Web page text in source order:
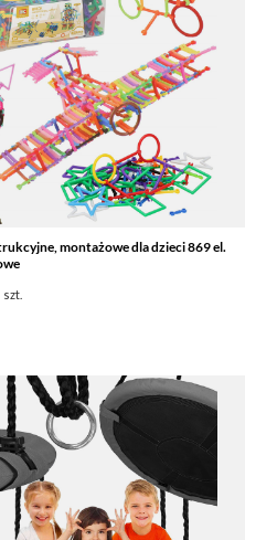
montażowe dla dzieci 869 el.
szt.